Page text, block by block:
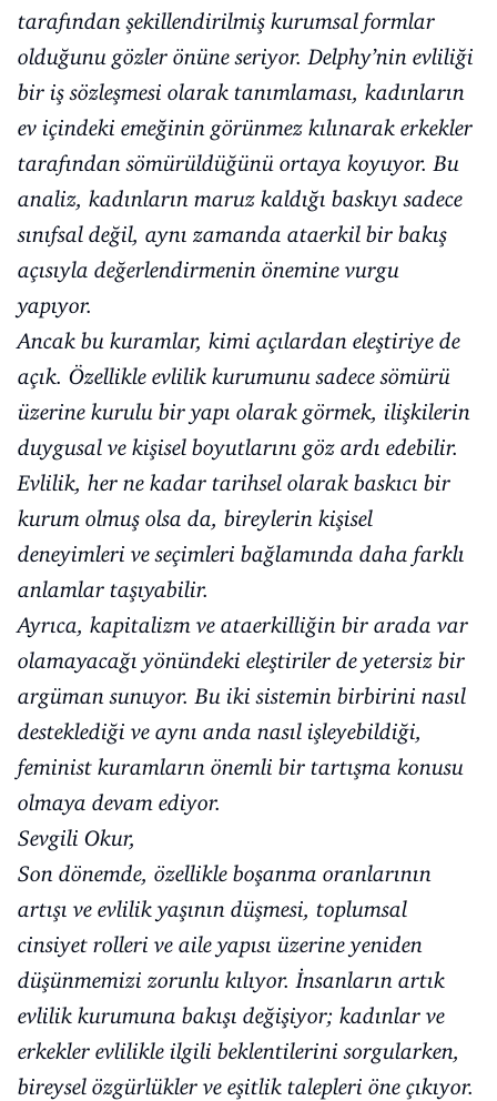
tarafından şekillendirilmiş kurumsal formlar
olduğunu gözler önüne seriyor. Delphy’nin evliliği
bir iş sözleşmesi olarak tanımlaması, kadınların
ev içindeki emeğinin görünmez kılınarak erkekler
tarafından sömürüldüğünü ortaya koyuyor. Bu
analiz, kadınların maruz kaldığı baskıyı sadece
sınıfsal değil, aynı zamanda ataerkil bir bakış
açısıyla değerlendirmenin önemine vurgu
yapıyor.
Ancak bu kuramlar, kimi açılardan eleştiriye de
açık. Özellikle evlilik kurumunu sadece sömürü
üzerine kurulu bir yapı olarak görmek, ilişkilerin
duygusal ve kişisel boyutlarını göz ardı edebilir.
Evlilik, her ne kadar tarihsel olarak baskıcı bir
kurum olmuş olsa da, bireylerin kişisel
deneyimleri ve seçimleri bağlamında daha farklı
anlamlar taşıyabilir.
Ayrıca, kapitalizm ve ataerkilliğin bir arada var
olamayacağı yönündeki eleştiriler de yetersiz bir
argüman sunuyor. Bu iki sistemin birbirini nasıl
desteklediği ve aynı anda nasıl işleyebildiği,
feminist kuramların önemli bir tartışma konusu
olmaya devam ediyor.
Sevgili Okur,
Son dönemde, özellikle boşanma oranlarının
artışı ve evlilik yaşının düşmesi, toplumsal
cinsiyet rolleri ve aile yapısı üzerine yeniden
düşünmemizi zorunlu kılıyor. İnsanların artık
evlilik kurumuna bakışı değişiyor; kadınlar ve
erkekler evlilikle ilgili beklentilerini sorgularken,
bireysel özgürlükler ve eşitlik talepleri öne çıkıyor.